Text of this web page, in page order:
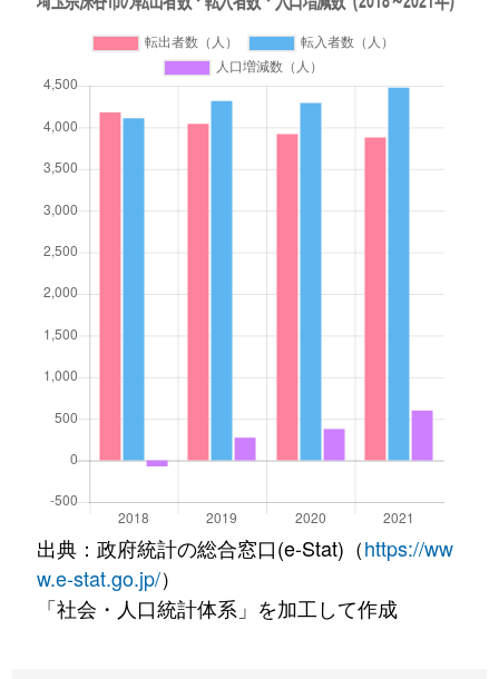
出典：政府統計の総合窓口(e-Stat)（https://ww
w.e-stat.go.jp/）
「社会・人口統計体系」を加工して作成